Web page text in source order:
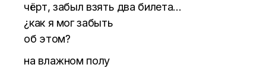
чёрт, забыл взять два билета…
¿как я мог забыть
об этом?
на влажном полу